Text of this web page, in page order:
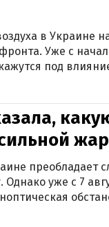
в Украине
Уже с
под
преобладает
Однако уже с 7